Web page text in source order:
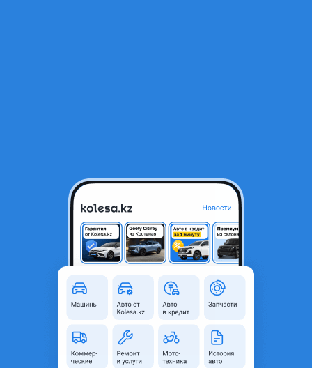
Mitsubishi Montero Sport 2022 года
22 000 000 ₸
Алматы, Алматинская
область
2019 - н.в. 3 поколение
рестайлинг